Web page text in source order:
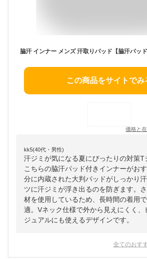
この商品をサイトでみ
価格と
kk5(40代・男性)
汗ジミが気になる夏にぴったりの対策T
こちらの脇汗パッド付きインナーがお
分に内蔵された大判パッドがしっかり
ツに汗ジミが浮き出るのを防ぎます。
材を使用しているため、長時間の着用
適。Vネック仕様で外から見えにくく、
ジュアルにも使えるデザインです。
全てのおす